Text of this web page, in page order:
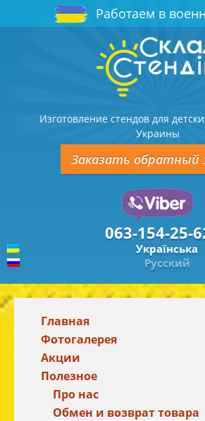
Работаем в
Изготовление стендов для
Украины
Заказать обратный
063-154-25-
Українська
Русский
Главная
Фотогалерея
Акции
Полезное
Про нас
Обмен и возврат товара